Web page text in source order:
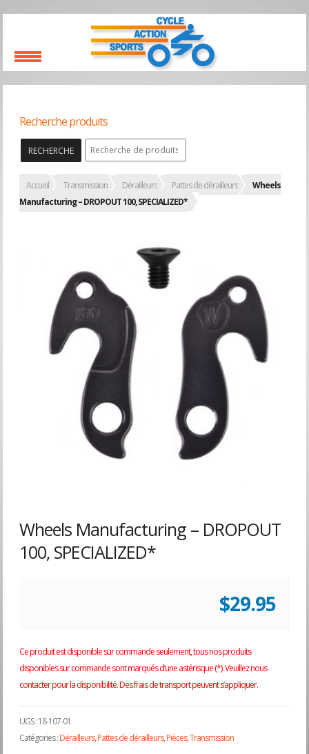
Recherche produits
RECHERCHE
Accueil Transmission Dérailleurs Pattes de dérailleurs
Wheels
Manufacturing – DROPOUT 100, SPECIALIZED*
Wheels Manufacturing – DROPOUT
100, SPECIALIZED*
$29.95
Ce produit est disponible sur commande seulement, tous nos produits
disponibles sur commande sont marqués d’une astérisque (*). Veuillez nous
contacter pour la disponibilité. Des frais de transport peuvent s’appliquer.
UGS :18-107-01
Catégories :Dérailleurs,Pattes de dérailleurs,Pièces,Transmission